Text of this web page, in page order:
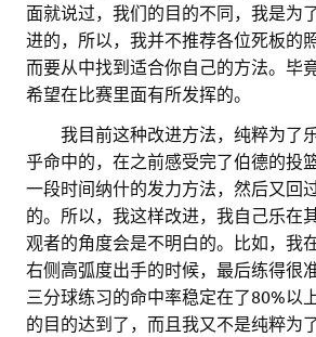
面就说过，我们的目的不同，我是为
进的，所以，我并不推荐各位死板的
而要从中找到适合你自己的方法。毕
希望在比赛里面有所发挥的。
我目前这种改进方法，纯粹为了
乎命中的，在之前感受完了伯德的投
一段时间纳什的发力方法，然后又回
的。所以，我这样改进，我自己乐在
观者的角度会是不明白的。比如，我
右侧高弧度出手的时候，最后练得很
三分球练习的命中率稳定在了80%以
的目的达到了，而且我又不是纯粹为